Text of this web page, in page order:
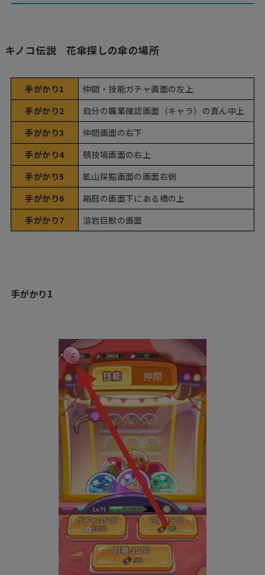
キノコ伝説 花傘探しの傘の場所
手がかり1
仲間・技能ガチャ画面の左上
手がかり2
自分の職業確認画面（キャラ）の真ん中上
手がかり3
仲間画面の右下
手がかり4
競技場画面の右上
手がかり5
鉱山採掘画面の画面右側
手がかり6
箱庭の画面下にある橋の上
手がかり7
溶岩巨獣の画面
手がかり1